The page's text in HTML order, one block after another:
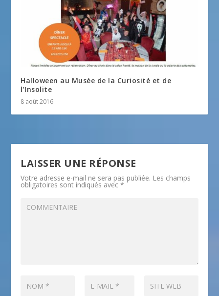
Halloween au Musée de la Curiosité et de
l’Insolite
8 août 2016
LAISSER UNE RÉPONSE
Votre adresse e-mail ne sera pas publiée. Les champs
obligatoires sont indiqués avec*